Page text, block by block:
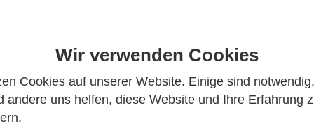
Wir verwenden Cookies
Cookies auf unserer Website. Einige sind notwendig,
andere uns helfen, diese Website und Ihre Erfahrung
war Biotransformation das zentrale Thema, also
(Gas aus erneuerbaren Quellen) sind
als neue tragende Säulen der Energieerzeugung